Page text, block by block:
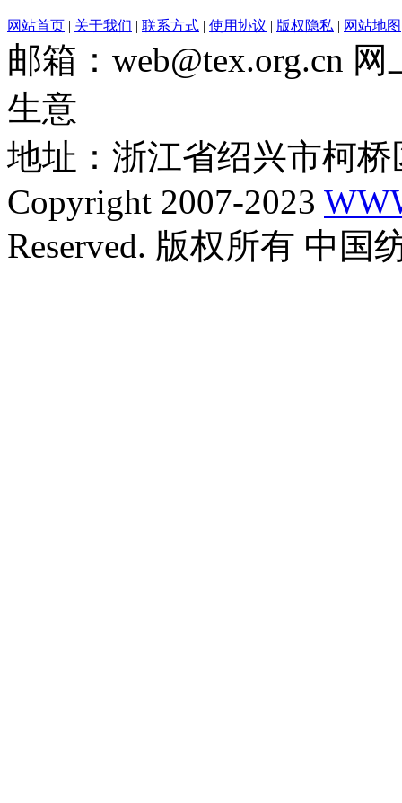
网站首页 | 关于我们 | 联系方式 | 使用协议 | 版权隐私 | 网站地图
邮箱：web@tex.org.cn
生意
地址：浙江省绍兴市柯
Copyright 2007-2023
Reserved. 版权所有 中国